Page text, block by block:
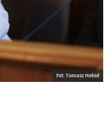
Fot. Tomasz Hołod